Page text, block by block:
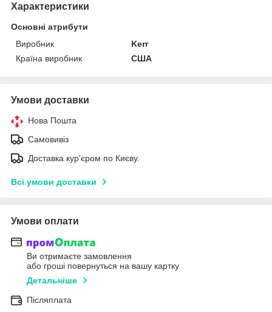
Характеристики
Основні атрибути
Виробник
Kerr
Країна виробник
США
Умови доставки
Нова Пошта
Самовивіз
Доставка кур'єром по Києву.
Всі умови доставки
Умови оплати
Ви отримаєте замовлення
або гроші повернуться на вашу картку
Детальніше
Післяплата